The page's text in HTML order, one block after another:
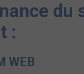
du
:
WEB